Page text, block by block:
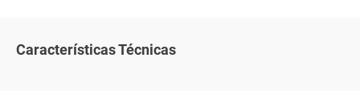
Características Técnicas